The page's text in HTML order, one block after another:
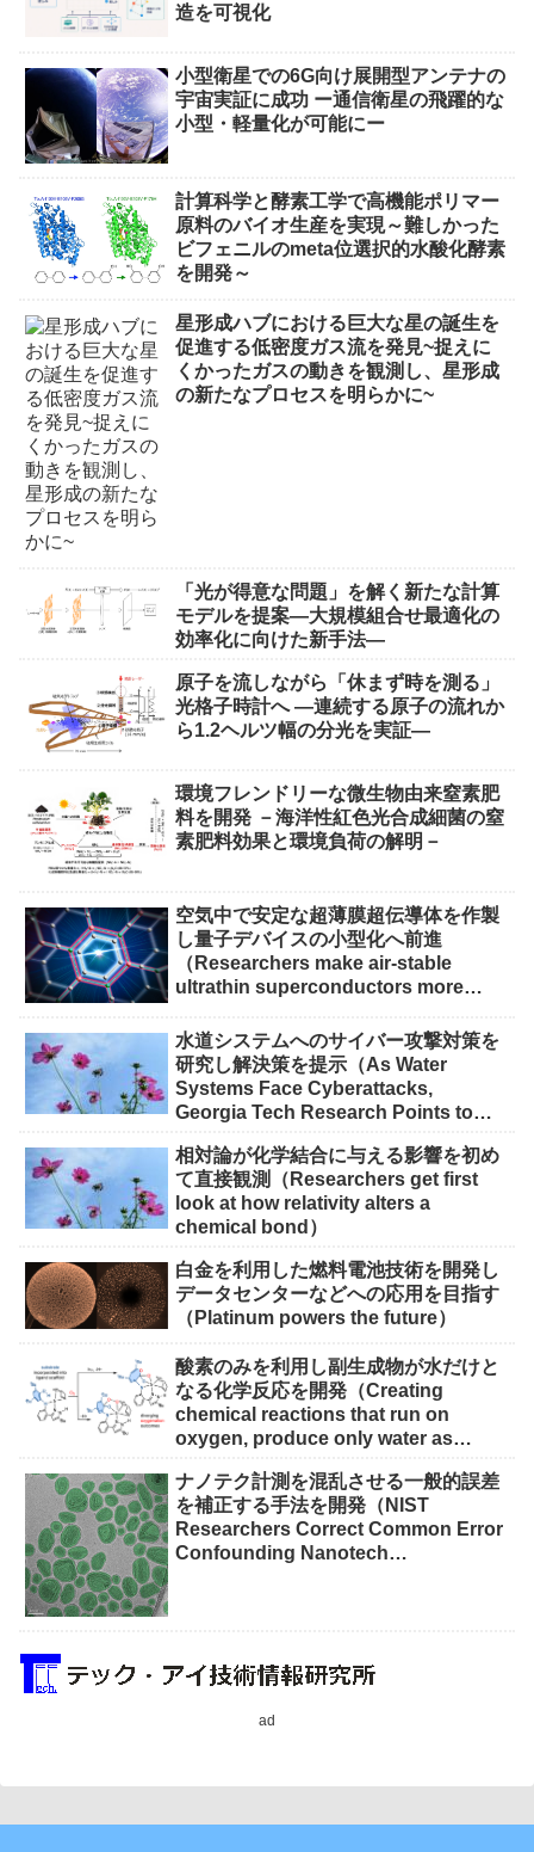
造を可視化
小型衛星での6G向け展開型アンテナの
宇宙実証に成功 ー通信衛星の飛躍的な
小型・軽量化が可能にー
計算科学と酵素工学で高機能ポリマー
原料のバイオ生産を実現～難しかった
ビフェニルのmeta位選択的水酸化酵素
を開発～
星形成ハブにおける巨大な星の誕生を
促進する低密度ガス流を発見~捉えに
くかったガスの動きを観測し、星形成
の新たなプロセスを明らかに~
「光が得意な問題」を解く新たな計算
モデルを提案―大規模組合せ最適化の
効率化に向けた新手法―
原子を流しながら「休まず時を測る」
光格子時計へ ―連続する原子の流れか
ら1.2ヘルツ幅の分光を実証―
環境フレンドリーな微生物由来窒素肥
料を開発 －海洋性紅色光合成細菌の窒
素肥料効果と環境負荷の解明－
空気中で安定な超薄膜超伝導体を作製
し量子デバイスの小型化へ前進
（Researchers make air-stable
ultrathin superconductors more
水道システムへのサイバー攻撃対策を
研究し解決策を提示（As Water
Systems Face Cyberattacks,
Georgia Tech Research Points to
相対論が化学結合に与える影響を初め
て直接観測（Researchers get first
look at how relativity alters a
chemical bond）
白金を利用した燃料電池技術を開発し
データセンターなどへの応用を目指す
（Platinum powers the future）
酸素のみを利用し副生成物が水だけと
なる化学反応を開発（Creating
chemical reactions that run on
oxygen, produce only water as
ナノテク計測を混乱させる一般的誤差
を補正する手法を開発（NIST
Researchers Correct Common Error
Confounding Nanotech
ad